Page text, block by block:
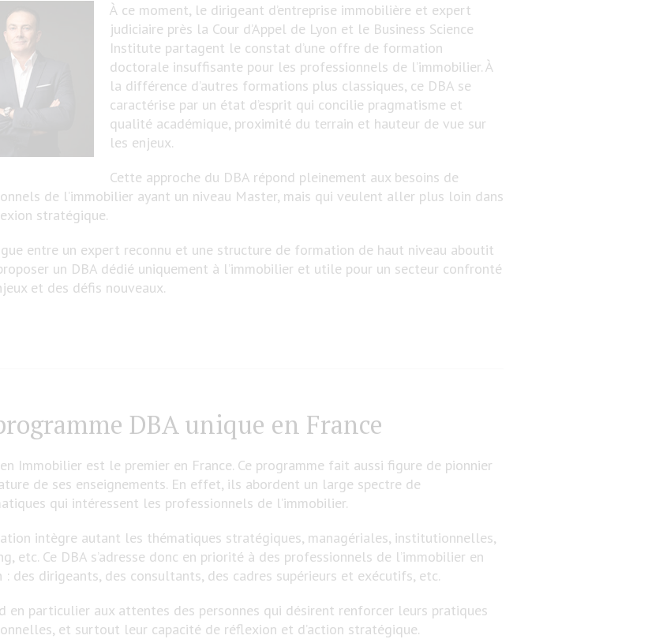
À ce moment, le dirigeant d’entreprise immobilière et expert
judiciaire près la Cour d’Appel de Lyon et le Business Science
Institute partagent le constat d’une offre de formation
doctorale insuffisante pour les professionnels de l’immobilier. À
la différence d’autres formations plus classiques, ce DBA se
caractérise par un état d’esprit qui concilie pragmatisme et
qualité académique, proximité du terrain et hauteur de vue sur
les enjeux.
Cette approche du DBA répond pleinement aux besoins de
de l’immobilier ayant un niveau Master, mais qui veulent aller plus loin dans
stratégique.
entre un expert reconnu et une structure de formation de haut niveau aboutit
un DBA dédié uniquement à l’immobilier et utile pour un secteur confronté
et des défis nouveaux.
DBA unique en France
en Immobilier est le premier en France. Ce programme fait aussi figure de pionnier
de ses enseignements. En effet, ils abordent un large spectre de
qui intéressent les professionnels de l’immobilier.
intègre autant les thématiques stratégiques, managériales, institutionnelles,
etc. Ce DBA s’adresse donc en priorité à des professionnels de l’immobilier en
des dirigeants, des consultants, des cadres supérieurs et exécutifs, etc.
en particulier aux attentes des personnes qui désirent renforcer leurs pratiques
et surtout leur capacité de réflexion et d’action stratégique.